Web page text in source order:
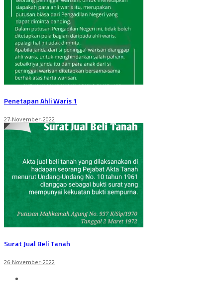
Penetapan Ahli Waris 1
27-November-2022
Surat Jual Beli Tanah
26-November-2022